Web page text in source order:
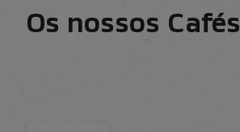
Os nossos Cafés